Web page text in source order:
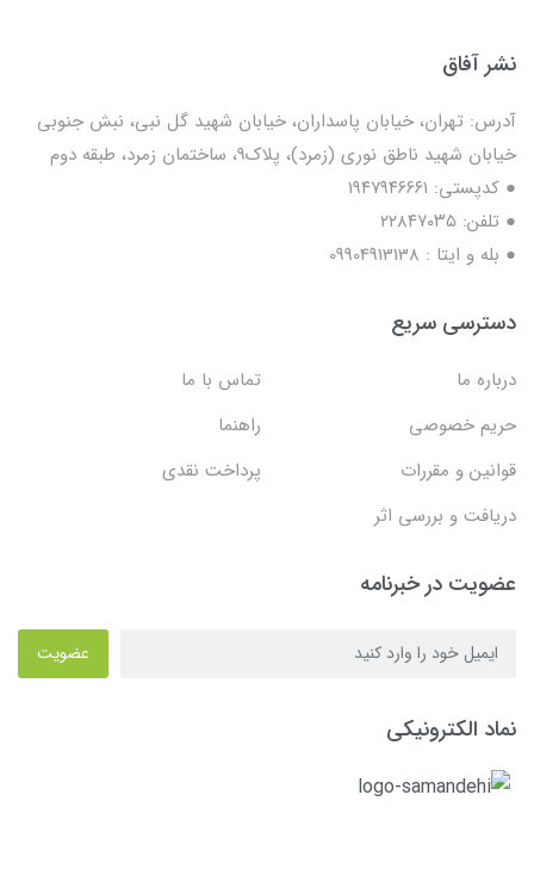
نشر آفاق
آدرس: تهران، خیابان پاسداران، خیابان شهید گل نبی، نبش جنوبی
خیابان شهید ناطق نوری (زمرد)، پلاک9، ساختمان زمرد، طبقه دوم
● کدپستی: ۱۹۴۷۹۴۶۶۶۱
● تلفن: ٢٢٨۴٧۰۳۵
● بله و ایتا : 09904913138
دسترسی سریع
درباره ما
تماس با ما
حریم خصوصی
راهنما
قوانین و مقررات
پرداخت نقدی
دریافت و بررسی اثر
عضویت در خبرنامه
عضویت
نماد الکترونیکی